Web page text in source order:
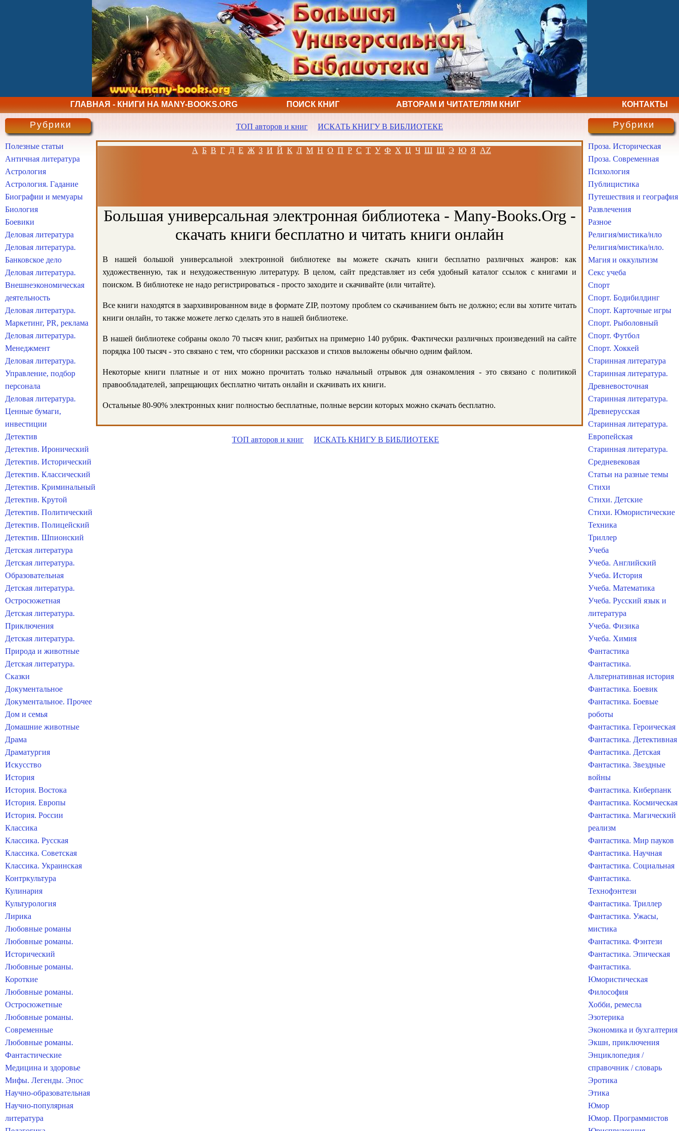
ГЛАВНАЯ - КНИГИ НА MANY-BOOKS.ORG ПОИСК КНИГ АВТОРАМ И ЧИТАТЕЛЯМ КНИГ КОНТАКТЫ
ТОП авторов и книг ИСКАТЬ КНИГУ В БИБЛИОТЕКЕ
А Б В Г Д Е Ж З И Й К Л М Н О П Р С Т У Ф Х Ц Ч Ш Щ Э Ю Я AZ
Большая универсальная электронная библиотека - Many-Books.Org -
скачать книги бесплатно и читать книги онлайн
В нашей большой универсальной электронной библиотеке вы можете скачать книги бесплатно различных жанров: как
художественную, так и нехудожественную литературу. В целом, сайт представляет из себя удобный каталог ссылок с книгами и
поиском. В библиотеке не надо регистрироваться - просто заходите и скачивайте (или читайте).
Все книги находятся в заархивированном виде в формате ZIP, поэтому проблем со скачиванием быть не должно; если вы хотите читать
книги онлайн, то также можете легко сделать это в нашей библиотеке.
В нашей библиотеке собраны около 70 тысяч книг, разбитых на примерно 140 рубрик. Фактически различных произведений на сайте
порядка 100 тысяч - это связано с тем, что сборники рассказов и стихов выложены обычно одним файлом.
Некоторые книги платные и от них можно прочитать только начальный отрывок для ознакомления - это связано с политикой
правообладателей, запрещающих бесплатно читать онлайн и скачивать их книги.
Остальные 80-90% электронных книг полностью бесплатные, полные версии которых можно скачать бесплатно.
ТОП авторов и книг ИСКАТЬ КНИГУ В БИБЛИОТЕКЕ
Рубрики
Полезные статьи
Античная литература
Астрология
Астрология. Гадание
Биографии и мемуары
Биология
Боевики
Деловая литература
Деловая литература.
Банковское дело
Деловая литература.
Внешнеэкономическая
деятельность
Деловая литература.
Маркетинг, PR, реклама
Деловая литература.
Менеджмент
Деловая литература.
Управление, подбор
персонала
Деловая литература.
Ценные бумаги,
инвестиции
Детектив
Детектив. Иронический
Детектив. Исторический
Детектив. Классический
Детектив. Криминальный
Детектив. Крутой
Детектив. Политический
Детектив. Полицейский
Детектив. Шпионский
Детская литература
Детская литература.
Образовательная
Детская литература.
Остросюжетная
Детская литература.
Приключения
Детская литература.
Природа и животные
Детская литература.
Сказки
Документальное
Документальное. Прочее
Дом и семья
Домашние животные
Драма
Драматургия
Искусство
История
История. Востока
История. Европы
История. России
Классика
Классика. Русская
Классика. Советская
Классика. Украинская
Контркультура
Кулинария
Культурология
Лирика
Любовные романы
Любовные романы.
Исторический
Любовные романы.
Короткие
Любовные романы.
Остросюжетные
Любовные романы.
Современные
Любовные романы.
Фантастические
Медицина и здоровье
Мифы. Легенды. Эпос
Научно-образовательная
Научно-популярная
литература
Рубрики
Проза. Историческая
Проза. Современная
Психология
Публицистика
Путешествия и география
Развлечения
Разное
Религия/мистика/нло
Религия/мистика/нло.
Магия и оккультизм
Секс учеба
Спорт
Спорт. Бодибилдинг
Спорт. Карточные игры
Спорт. Рыболовный
Спорт. Футбол
Спорт. Хоккей
Старинная литература
Старинная литература.
Древневосточная
Старинная литература.
Древнерусская
Старинная литература.
Европейская
Старинная литература.
Средневековая
Статьи на разные темы
Стихи
Стихи. Детские
Стихи. Юмористические
Техника
Триллер
Учеба
Учеба. Английский
Учеба. История
Учеба. Математика
Учеба. Русский язык и
литература
Учеба. Физика
Учеба. Химия
Фантастика
Фантастика.
Альтернативная история
Фантастика. Боевик
Фантастика. Боевые
роботы
Фантастика. Героическая
Фантастика. Детективная
Фантастика. Детская
Фантастика. Звездные
войны
Фантастика. Киберпанк
Фантастика. Космическая
Фантастика. Магический
реализм
Фантастика. Мир пауков
Фантастика. Научная
Фантастика. Социальная
Фантастика.
Технофэнтези
Фантастика. Триллер
Фантастика. Ужасы,
мистика
Фантастика. Фэнтези
Фантастика. Эпическая
Фантастика.
Юмористическая
Философия
Хобби, ремесла
Эзотерика
Экономика и бухгалтерия
Экшн, приключения
Энциклопедия /
справочник / словарь
Эротика
Этика
Юмор
Юмор. Программистов